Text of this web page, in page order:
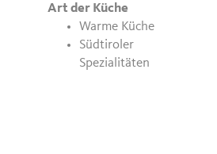
Art der Küche
Warme Küche
Südtiroler
Spezialitäten